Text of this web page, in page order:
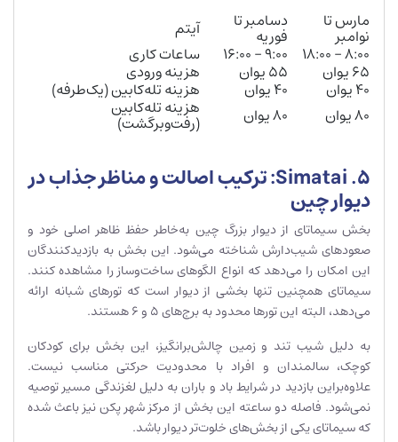
مارس تا
نوامبر
دسامبر تا
فوریه
آیتم
۸:۰۰ – ۱۸:۰۰
۹:۰۰ – ۱۶:۰۰ ساعات کاری
۶۵ یوان ۵۵ یوان هزینه ورودی
۴۰ یوان ۴۰ یوان
هزینه تله‌کابین (یک‌طرفه)
۸۰ یوان
۸۰ یوان هزینه تله‌کابین
(رفت‌وبرگشت)
5. Simatai: ترکیب اصالت و مناظر جذاب در
دیوار چین
بخش سیماتای از دیوار بزرگ چین به‌خاطر حفظ ظاهر اصلی خود و
صعودهای شیب‌دارش شناخته می‌شود. این بخش به بازدیدکنندگان
این امکان را می‌دهد که انواع الگوهای ساخت‌وساز را مشاهده کنند.
سیماتای همچنین تنها بخشی از دیوار است که تورهای شبانه ارائه
می‌دهد، البته این تورها محدود به برج‌های ۵ و ۶ هستند.
به دلیل شیب تند و زمین چالش‌برانگیز، این بخش برای کودکان
کوچک، سالمندان و افراد با محدودیت حرکتی مناسب نیست.
علاوه‌براین بازدید در شرایط باد و باران به دلیل لغزندگی مسیر توصیه
نمی‌شود. فاصله دو ساعته این بخش از مرکز شهر پکن نیز باعث شده
که سیماتای یکی از بخش‌های خلوت‌تر دیوار باشد.